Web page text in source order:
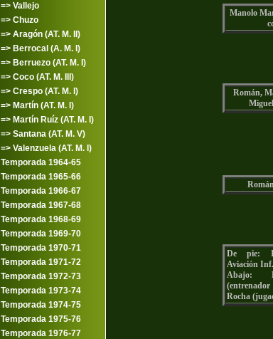
=> Vallejo
=> Chuzo
=> Aragón (AT. M. II)
=> Berrocal (A. M. I)
=> Berruezo (AT. M. I)
=> Coco (AT. M. III)
=> Crespo (AT. M. I)
=> Martín (AT. M. I)
=> Martín Ruíz (AT. M. I)
=> Santana (AT. M. V)
=> Valenzuela (AT. M. I)
Temporada 1964-65
Temporada 1965-66
Temporada 1966-67
Temporada 1967-68
Temporada 1968-69
Temporada 1969-70
Temporada 1970-71
Temporada 1971-72
Temporada 1972-73
Temporada 1973-74
Temporada 1974-75
Temporada 1975-76
Temporada 1976-77
Manolo
Román,
De pie:
Aviación
Abajo:
Rocha